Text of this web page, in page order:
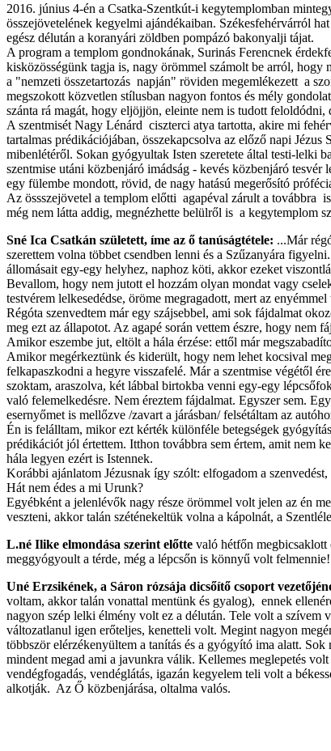
2016. június 4-én a Csatka-Szentkút-i kegytemplomban
összejövetelének kegyelmi ajándékaiban. Székesfehérvárról
egész délután a koranyári zöldben pompázó bakonyalji tájat.
A program a templom gondnokának, Surinás Ferencnek
kisközösségünk tagja is, nagy örömmel számolt be arról,
a "nemzeti összetartozás napján" röviden megemlékezett a
megszokott közvetlen stílusban nagyon fontos és mély
szánta rá magát, hogy eljöjjön, eleinte nem is tudott
A szentmisét Nagy Lénárd ciszterci atya tartotta, akire mi
tartalmas prédikációjában, összekapcsolva az előző napi
mibenlétéről. Sokan gyógyultak Isten szeretete által testi-lelki
szentmise utáni közbenjáró imádság - kevés közbenjáró
egy fülembe mondott, rövid, de nagy hatású megerősító
Az össszejövetel a templom előtti agapéval zárult a továbbra
még nem látta addig, megnézhette belülről is a
Sné Ica Csatkán született, íme az ő tanúságtétele: ...Már
szerettem volna többet csendben lenni és a Szűzanyára
állomásait egy-egy helyhez, naphoz köti, akkor ezeket
Bevallom, hogy nem jutott el hozzám olyan mondat vagy
testvérem lelkesedédse, öröme megragadott, mert az
Régóta szenvedtem már egy szájsebbel, ami sok fájdalmat
meg ezt az állapotot. Az agapé során vettem észre, hogy nem
Amikor eszembe jut, eltölt a hála érzése: ettől már
Amikor megérkeztünk és kiderült, hogy nem lehet kocsival
felkapaszkodni a hegyre visszafelé. Már a szentmise végétől
szoktam, araszolva, két lábbal birtokba venni egy-egy
való felemelkedésre. Nem éreztem fájdalmat. Egyszer sem.
esernyőmet is mellőzve /zavart a járásban/ felsétáltam az
Én is felálltam, mikor ezt kérték különféle betegségek
prédikációt jól értettem. Itthon továbbra sem értem, amit nem
hála legyen ezért is Istennek.
Korábbi ajánlatom Jézusnak így szólt: elfogadom a
Hát nem édes a mi Urunk?
Egyébként a jelenlévők nagy része örömmel volt jelen az én
veszteni, akkor talán széténekeltük volna a kápolnát, a
L.né Ilike elmondása szerint előtte való hétfőn megbicsaklott
meggyógyoult a térde, még a lépcsőn is könnyű volt felmennie!
Uné Erzsikének, a Sáron rózsája dicsőítő csoport
voltam, akkor talán vonattal mentünk és gyalog), ennek
nagyon szép lelki élmény volt ez a délután. Tele volt a szívem
változatlanul igen erőteljes, kenetteli volt. Megint nagyon
többször elérzékenyültem a tanítás és a gyógyító ima alatt. Sok
mindent megad ami a javunkra válik. Kellemes meglepetés
vendégfogadás, vendéglátás, igazán kegyelem teli volt a
alkotják. Az Ő közbenjárása, oltalma valós.